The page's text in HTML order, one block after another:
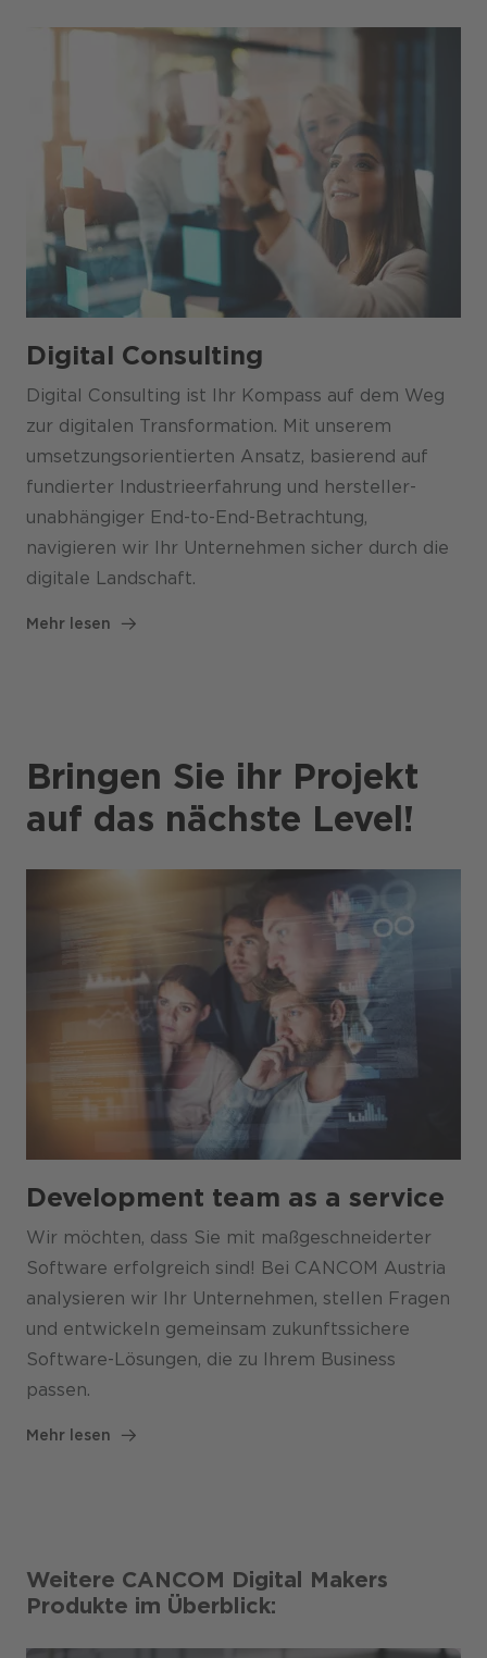
Digital Consulting
Digital Consulting ist Ihr Kompass auf dem Weg
zur digitalen Transformation. Mit unserem
umsetzungs­orientierten Ansatz, basierend auf
fundierter Industrie­erfahrung und hersteller­
unabhängiger End-to-End-Betrachtung,
navigieren wir Ihr Unternehmen sicher durch die
digitale Landschaft.
Mehr lesen
Bringen Sie ihr Projekt
auf das nächste Level!
Development team as a service
Wir möchten, dass Sie mit maß­geschneiderter
Software erfolgreich sind! Bei CANCOM Austria
analysieren wir Ihr Unternehmen, stellen Fragen
und entwickeln gemeinsam zukunfts­sichere
Software-Lösungen, die zu Ihrem Business
passen.
Mehr lesen
Weitere CANCOM Digital Makers
Produkte im Überblick: